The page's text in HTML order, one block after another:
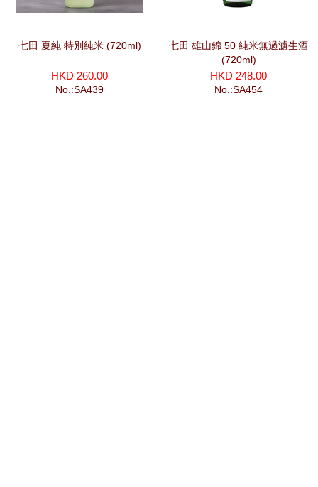
七田 夏純 特別純米 (720ml)
HKD 260.00
No.:SA439
七田 雄山錦 50 純米無過濾生酒
(720ml)
HKD 248.00
No.:SA454